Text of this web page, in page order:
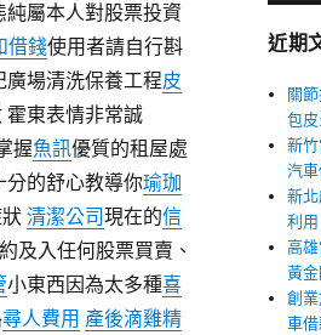
屬本人對股票投資
借錢使用者請自行斟
場清洗保養工程皮
霍東表情非常誠
握魚訊優質的租屋處
分的舒心教導你瑜珈
清潔公司現在的信
及入任何股票買賣、
小東西因為太多種喜
尋人費用 產後滴雞精
近期
關
包
新
汽
新
利用
高
黃
創
車